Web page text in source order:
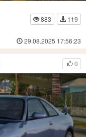
883
119
29.08.2025 17:56:23
0